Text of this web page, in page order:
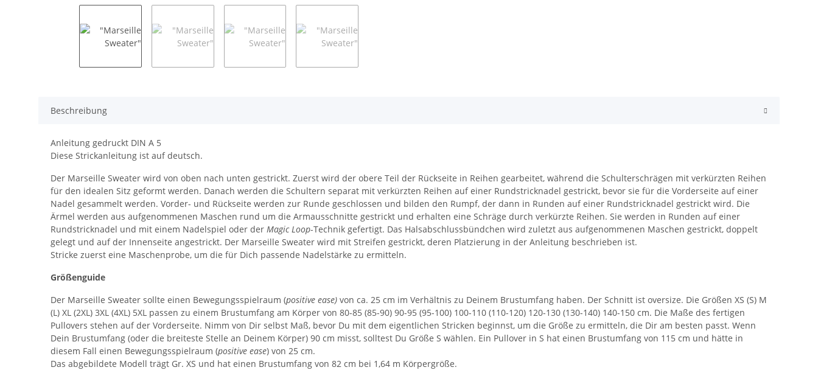
Beschreibung
Anleitung gedruckt DIN A 5
Diese Strickanleitung ist auf deutsch.
Der Marseille Sweater wird von oben nach unten gestrickt. Zuerst wird der obere Teil der Rückseite in Reihen gearbeitet, während die Schulterschrägen mit verkürzten Reihen
für den idealen Sitz geformt werden. Danach werden die Schultern separat mit verkürzten Reihen auf einer Rundstricknadel gestrickt, bevor sie für die Vorderseite auf einer
Nadel gesammelt werden. Vorder- und Rückseite werden zur Runde geschlossen und bilden den Rumpf, der dann in Runden auf einer Rundstricknadel gestrickt wird. Die
Ärmel werden aus aufgenommenen Maschen rund um die Armausschnitte gestrickt und erhalten eine Schräge durch verkürzte Reihen. Sie werden in Runden auf einer
Rundstricknadel und mit einem Nadelspiel oder der Magic Loop-Technik gefertigt. Das Halsabschlussbündchen wird zuletzt aus aufgenommenen Maschen gestrickt, doppelt
gelegt und auf der Innenseite angestrickt. Der Marseille Sweater wird mit Streifen gestrickt, deren Platzierung in der Anleitung beschrieben ist.
Stricke zuerst eine Maschenprobe, um die für Dich passende Nadelstärke zu ermitteln.
Größenguide
Der Marseille Sweater sollte einen Bewegungsspielraum (positive ease) von ca. 25 cm im Verhältnis zu Deinem Brustumfang haben. Der Schnitt ist oversize. Die Größen XS (S) M
(L) XL (2XL) 3XL (4XL) 5XL passen zu einem Brustumfang am Körper von 80-85 (85-90) 90-95 (95-100) 100-110 (110-120) 120-130 (130-140) 140-150 cm. Die Maße des fertigen
Pullovers stehen auf der Vorderseite. Nimm von Dir selbst Maß, bevor Du mit dem eigentlichen Stricken beginnst, um die Größe zu ermitteln, die Dir am besten passt. Wenn
Dein Brustumfang (oder die breiteste Stelle an Deinem Körper) 90 cm misst, solltest Du Größe S wählen. Ein Pullover in S hat einen Brustumfang von 115 cm und hätte in
diesem Fall einen Bewegungsspielraum (positive ease) von 25 cm.
Das abgebildete Modell trägt Gr. XS und hat einen Brustumfang von 82 cm bei 1,64 m Körpergröße.